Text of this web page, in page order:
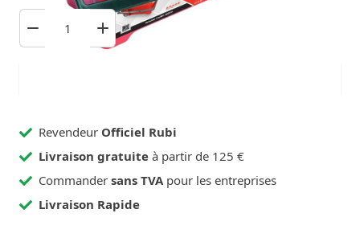
Revendeur Officiel Rubi
Livraison gratuite à partir de 125 €
Commander sans TVA pour les entreprises
Livraison Rapide